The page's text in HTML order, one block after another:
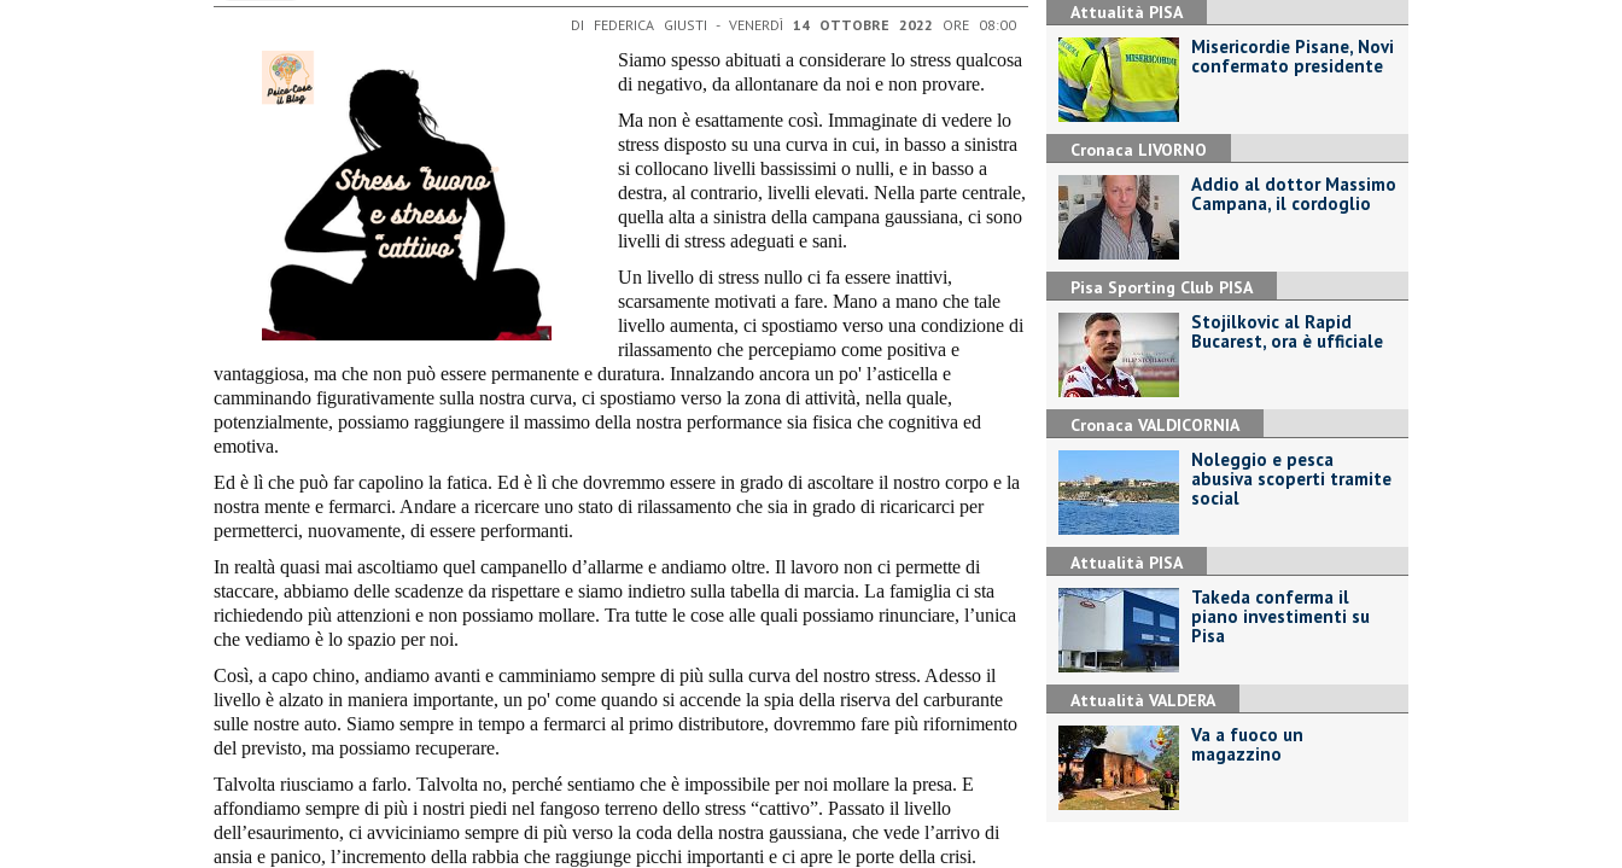
DI FEDERICA GIUSTI - VENERDÌ 14 OTTOBRE 2022 ORE 08:00
Siamo spesso abituati a considerare lo stress qualcosa
di negativo, da allontanare da noi e non provare.
Ma non è esattamente così. Immaginate di vedere lo
stress disposto su una curva in cui, in basso a sinistra
si collocano livelli bassissimi o nulli, e in basso a
destra, al contrario, livelli elevati. Nella parte centrale,
quella alta a sinistra della campana gaussiana, ci sono
livelli di stress adeguati e sani.
Un livello di stress nullo ci fa essere inattivi,
scarsamente motivati a fare. Mano a mano che tale
livello aumenta, ci spostiamo verso una condizione di
rilassamento che percepiamo come positiva e
vantaggiosa, ma che non può essere permanente e duratura. Innalzando ancora un po' l’asticella e
camminando figurativamente sulla nostra curva, ci spostiamo verso la zona di attività, nella quale,
potenzialmente, possiamo raggiungere il massimo della nostra performance sia fisica che cognitiva ed
emotiva.
Ed è lì che può far capolino la fatica. Ed è lì che dovremmo essere in grado di ascoltare il nostro corpo e la
nostra mente e fermarci. Andare a ricercare uno stato di rilassamento che sia in grado di ricaricarci per
permetterci, nuovamente, di essere performanti.
In realtà quasi mai ascoltiamo quel campanello d’allarme e andiamo oltre. Il lavoro non ci permette di
staccare, abbiamo delle scadenze da rispettare e siamo indietro sulla tabella di marcia. La famiglia ci sta
richiedendo più attenzioni e non possiamo mollare. Tra tutte le cose alle quali possiamo rinunciare, l’unica
che vediamo è lo spazio per noi.
Così, a capo chino, andiamo avanti e camminiamo sempre di più sulla curva del nostro stress. Adesso il
livello è alzato in maniera importante, un po' come quando si accende la spia della riserva del carburante
sulle nostre auto. Siamo sempre in tempo a fermarci al primo distributore, dovremmo fare più rifornimento
del previsto, ma possiamo recuperare.
Talvolta riusciamo a farlo. Talvolta no, perché sentiamo che è impossibile per noi mollare la presa. E
affondiamo sempre di più i nostri piedi nel fangoso terreno dello stress “cattivo”. Passato il livello
dell’esaurimento, ci avviciniamo sempre di più verso la coda della nostra gaussiana, che vede l’arrivo di
ansia e panico, l’incremento della rabbia che raggiunge picchi importanti e ci apre le porte della crisi.
Attualità PISA
Misericordie Pisane, Novi
confermato presidente
Cronaca LIVORNO
Addio al dottor Massimo
Campana, il cordoglio
Pisa Sporting Club PISA
Stojilkovic al Rapid
Bucarest, ora è ufficiale
Cronaca VALDICORNIA
Noleggio e pesca
abusiva scoperti tramite
social
Attualità PISA
Takeda conferma il
piano investimenti su
Pisa
Attualità VALDERA
Va a fuoco un
magazzino